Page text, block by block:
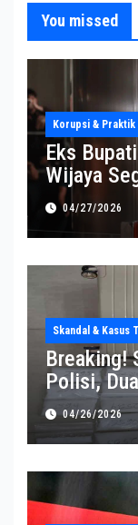
You missed
Korupsi & Praktik
Eks
Wijaya
Soroti
04/27/2026
Skandal & Kasus
Breaking!
Polisi,
Operasi
04/26/2026